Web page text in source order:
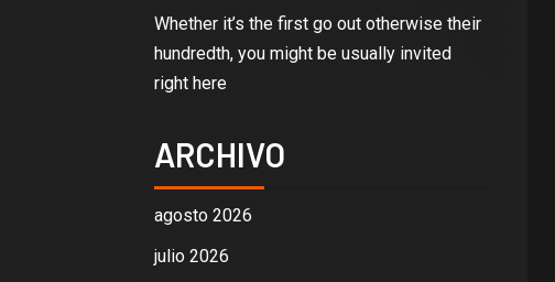
Whether it’s the first go out otherwise their
hundredth, you might be usually invited
right here
ARCHIVO
agosto 2026
julio 2026